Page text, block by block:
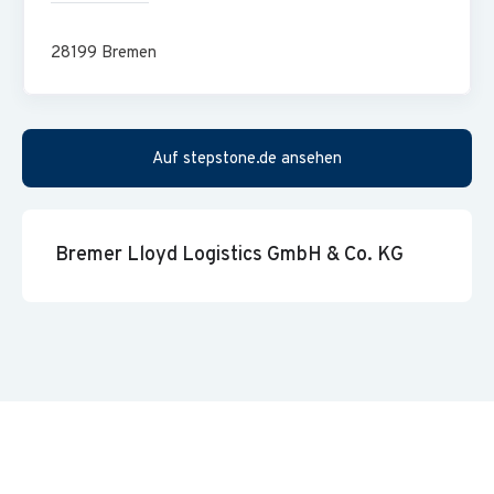
Egym Wellpass – Mitgliedschaft im Fitness Netzwerk
Attraktive soziale Vorsorgelösungen
Trainings zur kontinuierlichen Weiterentwicklung
28199 Bremen
Auf stepstone.de ansehen
Bremer Lloyd Logistics GmbH & Co. KG